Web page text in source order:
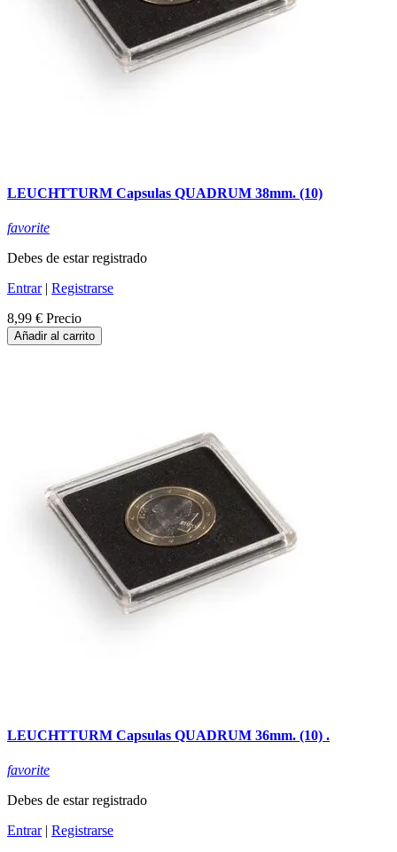
LEUCHTTURM Capsulas QUADRUM 38mm. (10)
favorite
Debes de estar registrado
Entrar| Registrarse
8,99 € Precio
Añadir al carrito
LEUCHTTURM Capsulas QUADRUM 36mm. (10) .
favorite
Debes de estar registrado
Entrar| Registrarse